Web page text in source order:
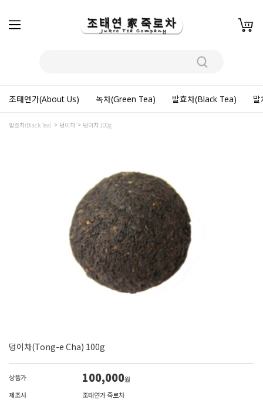
조태연가(About Us) 녹차(Green Tea) 발효차(Black Tea)
발효차(Black Tea) 덩이차 덩이차 100g
덩이차(Tong-e Cha) 100g
상품가 100,000원
제조사
조태연가 죽로차